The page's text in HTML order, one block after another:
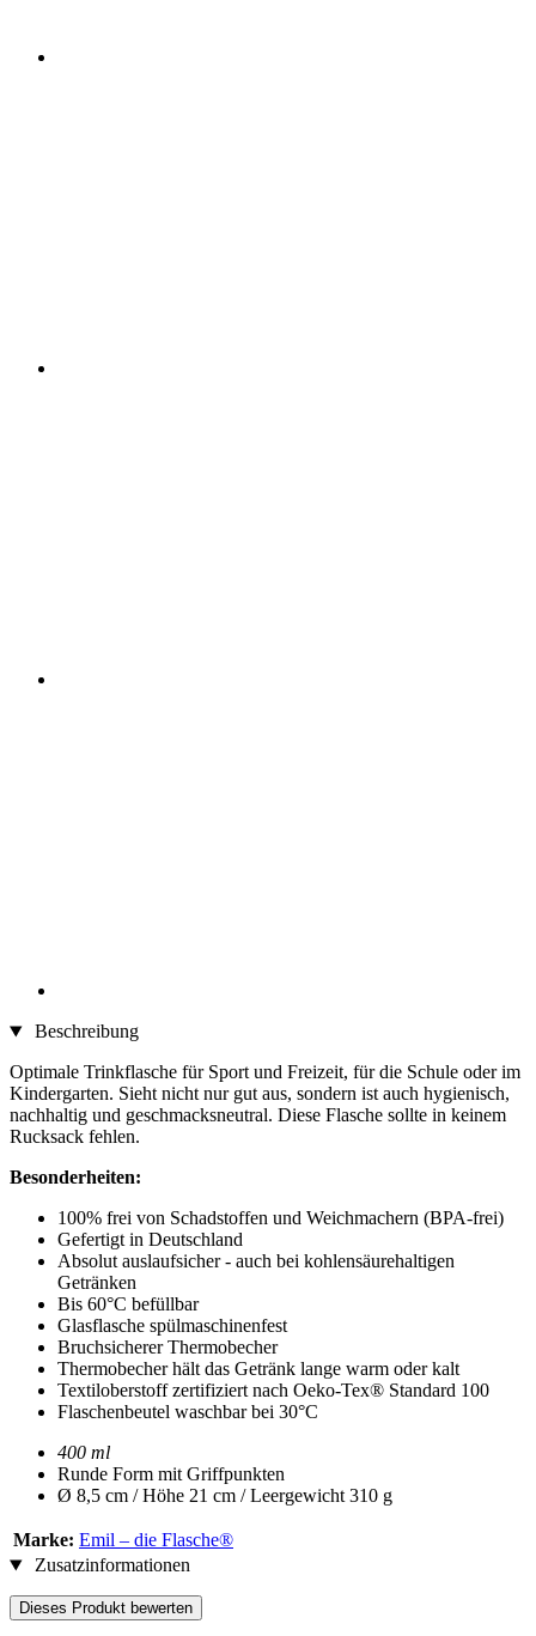
Beschreibung
Optimale Trinkflasche für Sport und Freizeit, für die Schule oder im
Kindergarten. Sieht nicht nur gut aus, sondern ist auch hygienisch,
nachhaltig und geschmacksneutral. Diese Flasche sollte in keinem
Rucksack fehlen.
Besonderheiten:
100% frei von Schadstoffen und Weichmachern (BPA-frei)
Gefertigt in Deutschland
Absolut auslaufsicher - auch bei kohlensäurehaltigen
Getränken
Bis 60°C befüllbar
Glasflasche spülmaschinenfest
Bruchsicherer Thermobecher
Thermobecher hält das Getränk lange warm oder kalt
Textiloberstoff zertifiziert nach Oeko-Tex® Standard 100
Flaschenbeutel waschbar bei 30°C
400 ml
Runde Form mit Griffpunkten
Ø 8,5 cm / Höhe 21 cm / Leergewicht 310 g
Marke: Emil – die Flasche®
Zusatzinformationen
Dieses Produkt bewerten